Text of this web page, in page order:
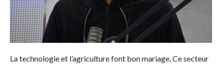
La technologie et l’agriculture font bon mariage. Ce secteur